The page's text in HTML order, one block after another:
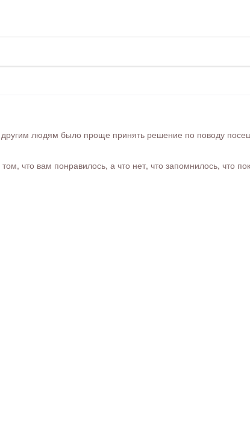
людям было проще принять решение по поводу
что вам понравилось, а что нет, что запомнилось, что